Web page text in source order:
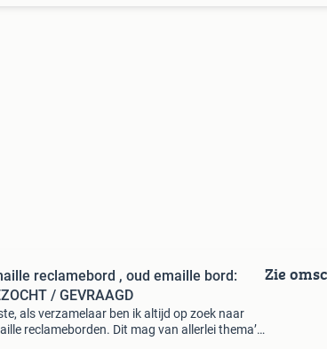
reclamebord , oud emaille bord:
/ GEVRAAGD
als verzamelaar ben ik altijd op zoek naar
reclameborden. Dit mag van allerlei thema’s
Zie